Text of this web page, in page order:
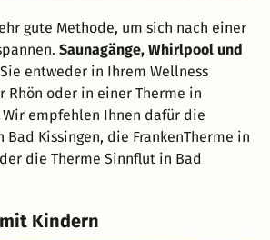
gute Methode, um sich nach einer
Saunagänge, Whirlpool und
entweder in Ihrem Wellness
Rhön oder in einer Therme in
Wir empfehlen Ihnen dafür die
Bad Kissingen, die FrankenTherme in
die Therme Sinnflut in Bad
Kindern